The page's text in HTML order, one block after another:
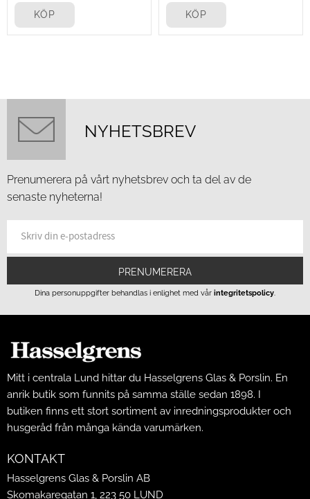
KÖP KÖP
NYHETSBREV
Prenumerera på vårt nyhetsbrev och ta del av de
senaste nyheterna!
PRENUMERERA
Dina personuppgifter behandlas i enlighet med vår integritetspolicy.
Mitt i centrala Lund hittar du Hasselgrens Glas & Porslin. En
anrik butik som funnits på samma ställe sedan 1898. I
butiken finns ett stort sortiment av inredningsprodukter och
husgeråd från många kända varumärken.
KONTAKT
Hasselgrens Glas & Porslin AB
Skomakaregatan 1, 223 50 LUND